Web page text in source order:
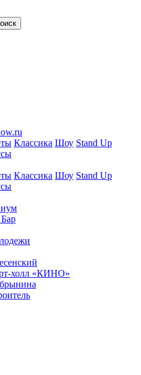
Классика Шоу Stand Up
Классика Шоу Stand Up
холл «КИНО»